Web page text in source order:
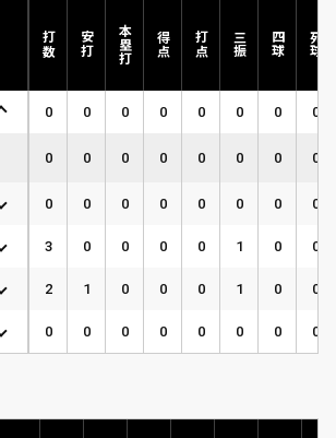
打数 安打 本塁打 得点 打点 三振 四球 死球
0 0 0 0 0 0 0 0
0 0 0 0 0 0 0 0
0 0 0 0 0 0 0 0
3 0 0 0 0 1 0 0
2 1 0 0 0 1 0 0
0 0 0 0 0 0 0 0